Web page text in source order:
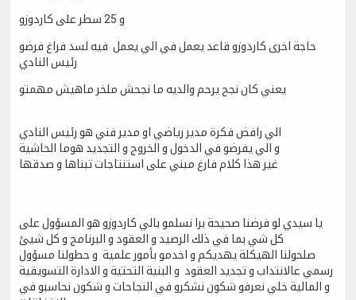
و 25 سطر على كاردوزو
حاجة اخرى كاردوزو قاعد يعمل في الي يعمل فيه لسد فراغ فرضو
رئيس النادي
الي رافض فكرة مدير رياضي او مدير فني هو رئيس النادي
و الي يفرضو في الدخول و الخروج و التجديد هوما الحاشية
غير هذا كلام فارغ مبني على استنتاجات تبناها و صدقها
يا سيدي لو فرضنا صحيحة برا نسلمو بالي كاردوزو هو المسؤول على
كل شي بما في ذلك الرصيد و العقود و البرنامج و كل شيئ
صلحولنا الهيكلة يهديكم و اخدمو بأمور علمية و حطولنا مسؤول
رسمي عالانتداب و تجديد العقود و البنية التحتية و الادارة التسويقية
و المالية خلي نعرفو شكون نشكرو في النجاحات و شكون نحاسبو في